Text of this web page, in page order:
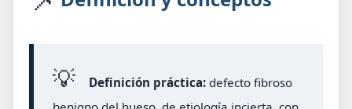
💡 Definición práctica:defecto fibroso